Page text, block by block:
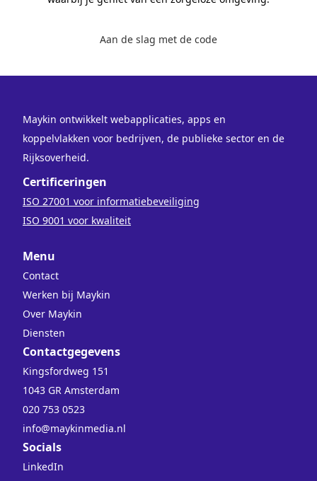
Aan de slag met de code
Maykin ontwikkelt webapplicaties, apps en
koppelvlakken voor bedrijven, de publieke sector en de
Rijksoverheid.
Certificeringen
ISO 27001 voor informatiebeveiliging
ISO 9001 voor kwaliteit
Menu
Contact
Werken bij Maykin
Over Maykin
Diensten
Contactgegevens
Kingsfordweg 151
1043 GR Amsterdam
020 753 0523
info@maykinmedia.nl
Socials
LinkedIn